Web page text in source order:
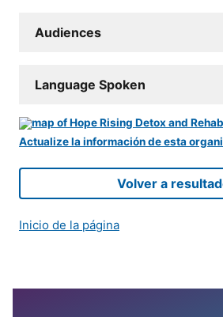
Audiences
Language Spoken
Actualize la información de esta
Volver a
Inicio de la página